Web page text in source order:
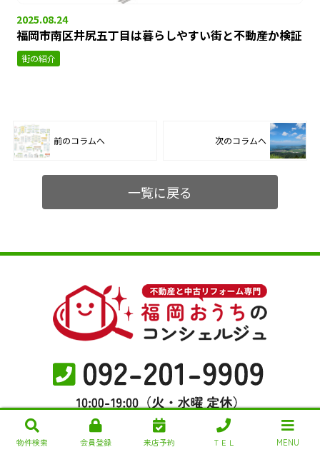
物件検索 会員登録 来店予約 ＴＥＬ MENU
2025.08.24
福岡市南区井尻五丁目は暮らしやすい街と不動産か検証
街の紹介
前のコラムへ 次のコラムへ
一覧に戻る